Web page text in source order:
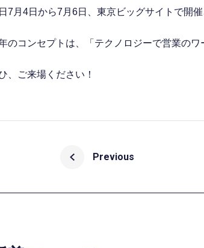
7月4日から7月6日、東京ビッグサイトで開
のコンセプトは、「テクノロジーで営業のワ
、ご来場ください！
Previous